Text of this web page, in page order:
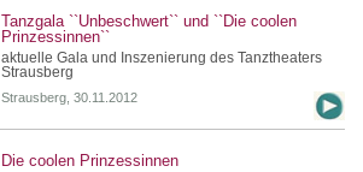
Tanzgala ``Unbeschwert`` und ``Die coolen
Prinzessinnen``
aktuelle Gala und Inszenierung des Tanztheaters
Strausberg
Strausberg, 30.11.2012
Die coolen Prinzessinnen